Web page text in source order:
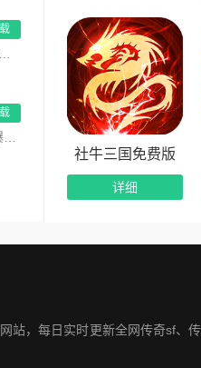
苍穹之剑2(穹羽神爆攻速)是主打高攻速神器的传奇手游，专为散人追梦打造，装备爆率超高！上线免费解锁自动拾取、...
血饮天下(赤溟游兵爆爆杀)是一款特色五大职业流派传奇手游，主打散人追梦高爆装备！上线免费解锁自动拾取、自动回...
社牛三国免费版
详细
站，每日实时更新全网传奇sf、